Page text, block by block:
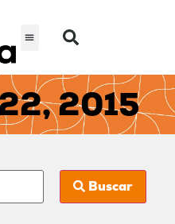
2015
Buscar